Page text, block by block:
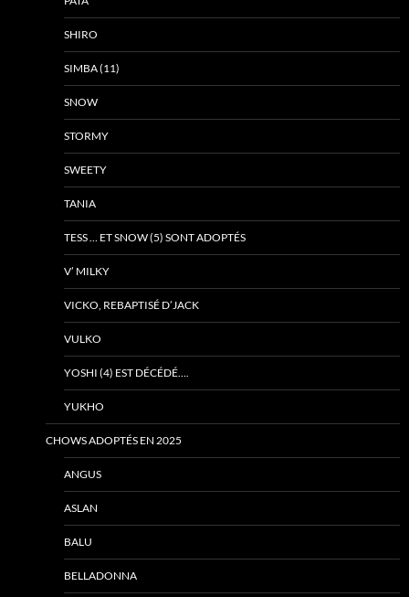
SHIRO
SIMBA (11)
SNOW
STORMY
SWEETY
TANIA
TESS … ET SNOW (5) SONT ADOPTÉS
V’ MILKY
VICKO, REBAPTISÉ D’JACK
VULKO
YOSHI (4) EST DÉCÉDÉ….
YUKHO
CHOWS ADOPTÉS EN 2025
ANGUS
ASLAN
BALU
BELLADONNA